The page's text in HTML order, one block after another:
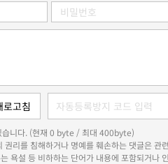
습니다. (현재 0 byte / 최대 400byte)
권리를 침해하거나 명예를 훼손하는 댓글은 관
욕설 등 비하하는 단어가 내용에 포함되거나